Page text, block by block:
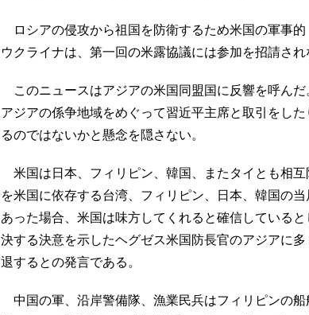
ロシアの侵攻から祖国を防衛するため米国の軍事
ウクライナは、第一回の米露協議には参加を招請さ
このニュースはアジアの米国同盟国に反響を呼ん
アジアの係争地域をめぐって習近平主席と取引をし
るのではないかと懸念を隠さない。
米国は日本、フィリピン、韓国、またタイとも相
を米国に依存する台湾、フィリピン、日本、韓国の
あった場合、米国は味方してくれると確信している
決する決意を示したヘグゼス米国防長官のアジアに
退するとの発言である。
中国の軍、沿岸警備隊、漁業民兵はフィリピンの